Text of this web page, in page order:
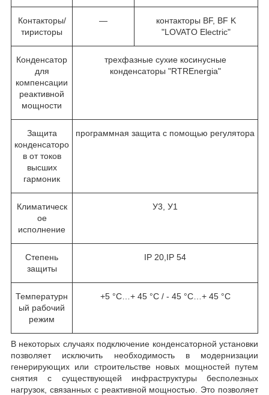
Контакторы/
тиристоры
—
контакторы BF, BF K
"LOVATO Electric"
Конденсатор
для
компенсации
реактивной
мощности
трехфазные сухие косинусные
конденсаторы "RTREnergia"
Защита
конденсаторо
в от токов
высших
гармоник
программная защита с помощью регулятора
Климатическ
ое
исполнение
У3, У1
Степень
защиты
IP 20,IP 54
Температурн
ый рабочий
режим
+5 °С…+ 45 °С / - 45 °С…+ 45 °С
В некоторых случаях подключение конденсаторной установки
позволяет исключить необходимость в модернизации
генерирующих или строительстве новых мощностей путем
снятия с существующей инфраструктуры бесполезных
нагрузок, связанных с реактивной мощностью. Это позволяет